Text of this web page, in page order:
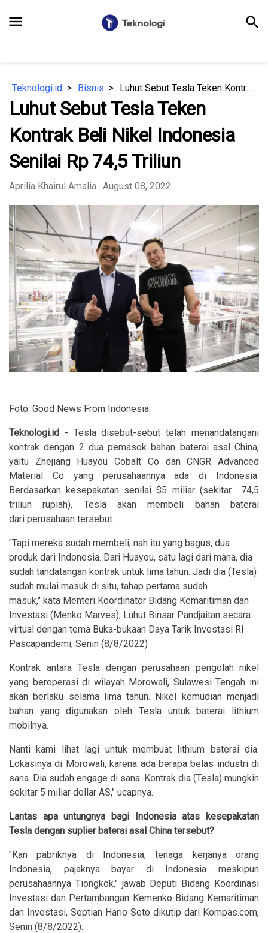
menu search
Teknologi.id Bisnis Luhut Sebut Tesla Teken Kontrak Beli Nikel Indonesia Senilai Rp 74,5 Triliun
Luhut Sebut Tesla Teken
Kontrak Beli Nikel Indonesia
Senilai Rp 74,5 Triliun
Aprilia Khairul Amalia . August 08, 2022
Foto: Good News From Indonesia
Teknologi.id -Tesla disebut-sebut telah menandatangani
kontrak dengan 2 dua pemasok bahan baterai asal China,
yaitu Zhejiang Huayou Cobalt Co dan CNGR Advanced
Material Co yang perusahaannya ada di Indonesia.
Berdasarkan kesepakatan senilai $5 miliar (sekitar 74,5
triliun rupiah), Tesla akan membeli bahan baterai
dari perusahaan tersebut.
"Tapi mereka sudah membeli, nah itu yang bagus, dua
produk dari Indonesia. Dari Huayou, satu lagi dari mana, dia
sudah tandatangan kontrak untuk lima tahun. Jadi dia (Tesla)
sudah mulai masuk di situ, tahap pertama sudah
masuk," kata Menteri Koordinator Bidang Kemaritiman dan
Investasi (Menko Marves), Luhut Binsar Pandjaitan secara
virtual dengan tema Buka-bukaan Daya Tarik Investasi RI
Pascapandemi, Senin (8/8/2022)
Kontrak antara Tesla dengan perusahaan pengolah nikel
yang beroperasi di wilayah Morowali, Sulawesi Tengah ini
akan berlaku selama lima tahun. Nikel kemudian menjadi
bahan yang digunakan oleh Tesla untuk baterai lithium
mobilnya.
Nanti kami lihat lagi untuk membuat lithium baterai dia.
Lokasinya di Morowali, karena ada berapa belas industri di
sana. Dia sudah engage di sana. Kontrak dia (Tesla) mungkin
sekitar 5 miliar dollar AS," ucapnya.
Lantas apa untungnya bagi Indonesia atas kesepakatan
Tesla dengan suplier baterai asal China tersebut?
"Kan pabriknya di Indonesia, tenaga kerjanya orang
Indonesia, pajaknya bayar di Indonesia meskipun
perusahaannya Tiongkok," jawab Deputi Bidang Koordinasi
Investasi dan Pertambangan Kemenko Bidang Kemaritiman
dan Investasi, Septian Hario Seto dikutip dari Kompas.com,
Senin (8/8/2022).